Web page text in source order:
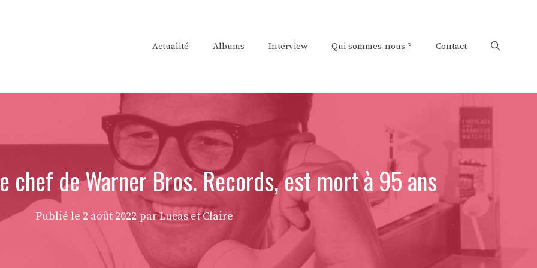
Actualité Albums Interview Qui sommes-nous ? Contact
chef de Warner Bros. Records, est mort à 95 ans
Publié le 2 août 2022 par Lucas et Claire